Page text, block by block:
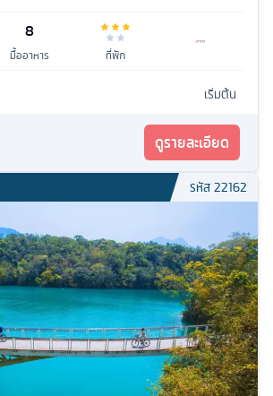
8
มื้ออาหาร ที่พัก
เริ่มต้น
ดูรายละเอียด
รหัส22162